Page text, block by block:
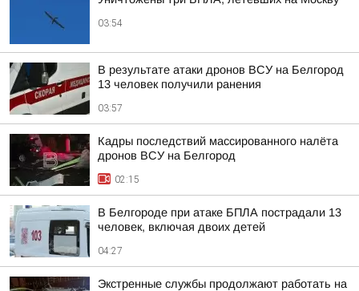
03:54
В результате атаки дронов ВСУ на Белгород
13 человек получили ранения
03:57
Кадры последствий массированного налёта
дронов ВСУ на Белгород
02:15
В Белгороде при атаке БПЛА пострадали 13
человек, включая двоих детей
04:27
Экстренные службы продолжают работать на